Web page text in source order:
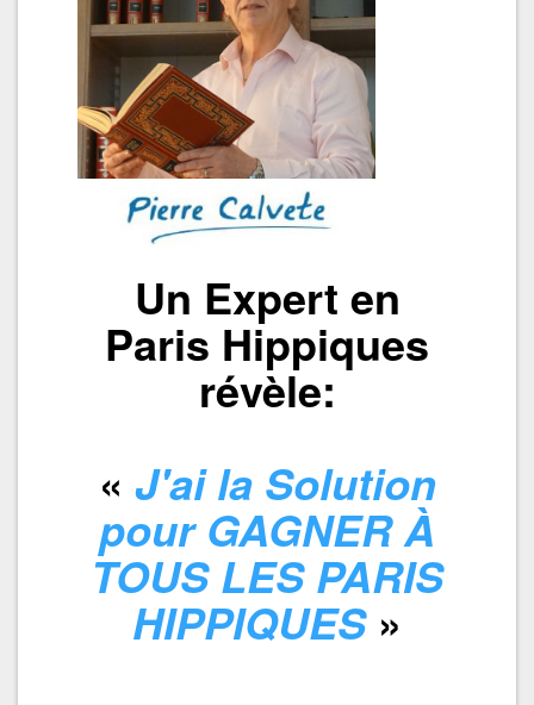
Un Expert en
Paris Hippiques
révèle:
« J'ai la Solution
pour GAGNER À
TOUS LES PARIS
HIPPIQUES»